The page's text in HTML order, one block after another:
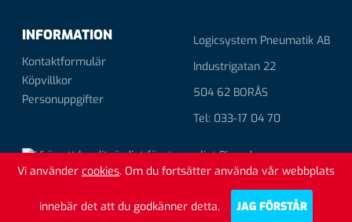
Vi använder cookies. Om du fortsätter använda vår webbplats
innebär det att du godkänner detta. JAG FÖRSTÅR
INFORMATION
Kontaktformulär
Köpvillkor
Personuppgifter
Logicsystem Pneumatik AB
Industrigatan 22
504 62 BORÅS
Tel: 033-17 04 70